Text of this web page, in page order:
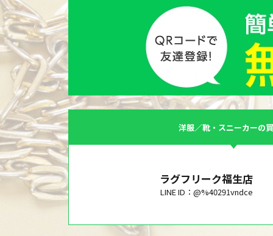
洋服／靴・スニーカーの
ラグフリーク福生店
LINE ID：@%40291vndce